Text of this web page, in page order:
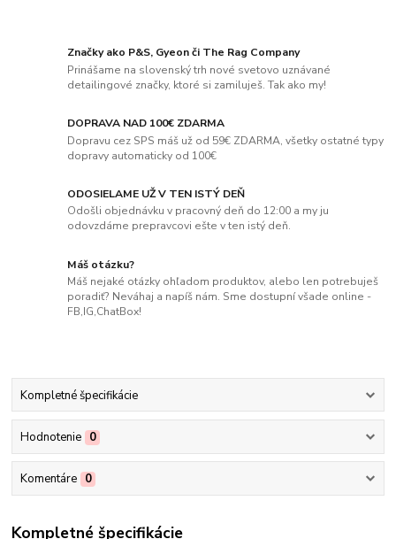
Značky ako P&S, Gyeon či The Rag Company
Prinášame na slovenský trh nové svetovo uznávané
detailingové značky, ktoré si zamiluješ. Tak ako my!
DOPRAVA NAD 100€ ZDARMA
Dopravu cez SPS máš už od 59€ ZDARMA, všetky ostatné typy
dopravy automaticky od 100€
ODOSIELAME UŽ V TEN ISTÝ DEŇ
Odošli objednávku v pracovný deň do 12:00 a my ju
odovzdáme prepravcovi ešte v ten istý deň.
Máš otázku?
Máš nejaké otázky ohľadom produktov, alebo len potrebuješ
poradiť? Neváhaj a napíš nám. Sme dostupní všade online -
FB,IG,ChatBox!
Kompletné špecifikácie
Hodnotenie 0
Komentáre 0
Kompletné špecifikácie